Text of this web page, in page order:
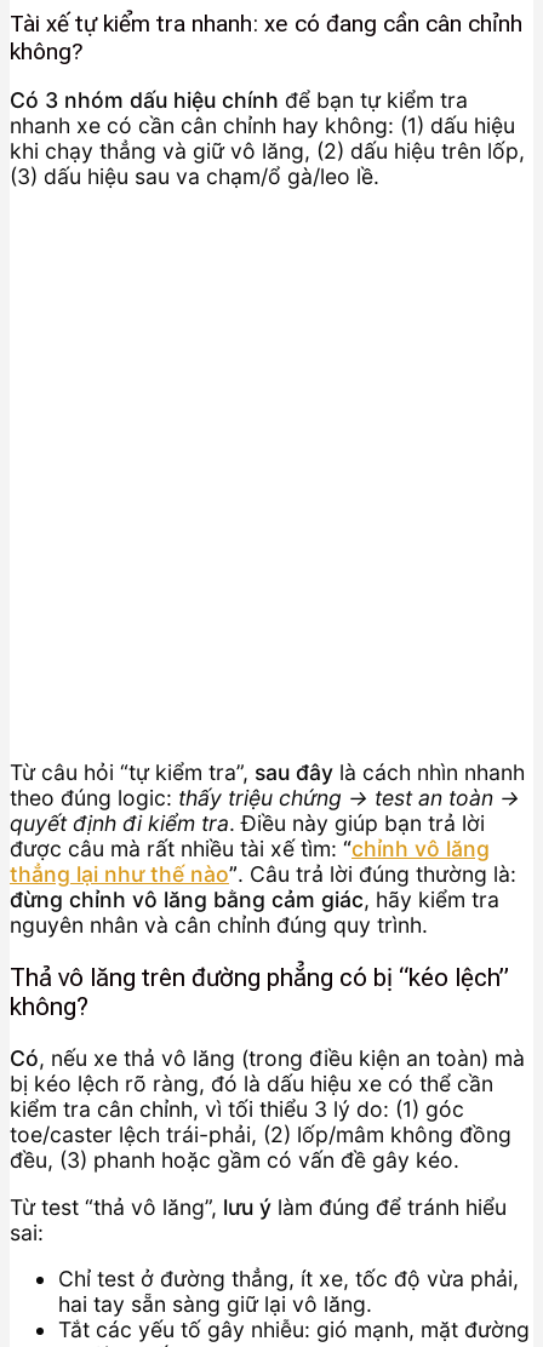
Tài xế tự kiểm tra nhanh: xe có đang cần cân chỉnh
không?
Có 3 nhóm dấu hiệu chính để bạn tự kiểm tra
nhanh xe có cần cân chỉnh hay không: (1) dấu hiệu
khi chạy thẳng và giữ vô lăng, (2) dấu hiệu trên lốp,
(3) dấu hiệu sau va chạm/ổ gà/leo lề.
Từ câu hỏi “tự kiểm tra”, sau đây là cách nhìn nhanh
theo đúng logic: thấy triệu chứng → test an toàn →
quyết định đi kiểm tra. Điều này giúp bạn trả lời
được câu mà rất nhiều tài xế tìm: “chỉnh vô lăng
thẳng lại như thế nào”. Câu trả lời đúng thường là:
đừng chỉnh vô lăng bằng cảm giác, hãy kiểm tra
nguyên nhân và cân chỉnh đúng quy trình.
Thả vô lăng trên đường phẳng có bị “kéo lệch”
không?
Có, nếu xe thả vô lăng (trong điều kiện an toàn) mà
bị kéo lệch rõ ràng, đó là dấu hiệu xe có thể cần
kiểm tra cân chỉnh, vì tối thiểu 3 lý do: (1) góc
toe/caster lệch trái-phải, (2) lốp/mâm không đồng
đều, (3) phanh hoặc gầm có vấn đề gây kéo.
Từ test “thả vô lăng”, lưu ý làm đúng để tránh hiểu
sai:
Chỉ test ở đường thẳng, ít xe, tốc độ vừa phải,
hai tay sẵn sàng giữ lại vô lăng.
Tắt các yếu tố gây nhiễu: gió mạnh, mặt đường